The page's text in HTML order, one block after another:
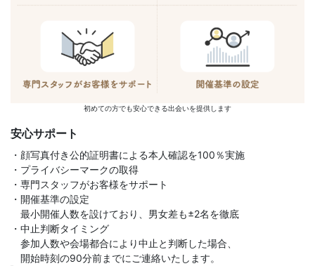
初めての方でも安心できる出会いを提供します
安心サポート
・顔写真付き公的証明書による本人確認を100％実施
・プライバシーマークの取得
・専門スタッフがお客様をサポート
・開催基準の設定
最小開催人数を設けており、男女差も±2名を徹底
・中止判断タイミング
参加人数や会場都合により中止と判断した場合、
開始時刻の90分前までにご連絡いたします。